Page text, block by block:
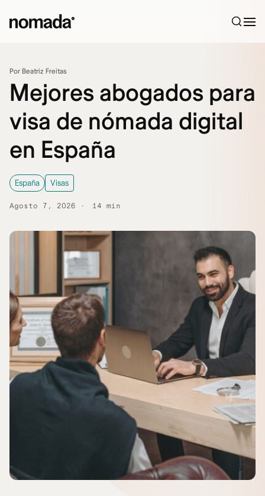
Por Beatriz Freitas
Mejores abogados para
visa de nómada digital
en España
España Visas
Agosto 7, 2026 14 min